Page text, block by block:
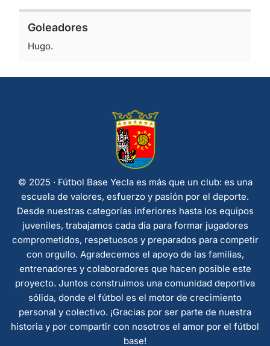
Goleadores
Hugo.
© 2025 · Fútbol Base Yecla es más que un club: es una
escuela de valores, esfuerzo y pasión por el deporte.
Desde nuestras categorías inferiores hasta los equipos
juveniles, trabajamos cada día para formar jugadores
comprometidos, respetuosos y preparados para competir
con orgullo. Agradecemos el apoyo de las familias,
entrenadores y colaboradores que hacen posible este
proyecto. Juntos construimos una comunidad deportiva
sólida, donde el fútbol es el motor de crecimiento
personal y colectivo. ¡Gracias por ser parte de nuestra
historia y por compartir con nosotros el amor por el fútbol
base!